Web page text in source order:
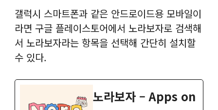
갤럭시 스마트폰과 같은 안드로이드용 모바일이
라면 구글 플레이스토어에서 노라보자로 검색해
서 노라보자라는 항목을 선택해 간단히 설치할
수 있다.
노라보자 – Apps on